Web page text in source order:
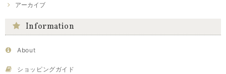
アーカイブ
Information
About
ショッピングガイド